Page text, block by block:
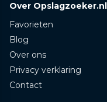
Over Opslagzoeker.nl
Favorieten
Blog
Over ons
Privacy verklaring
Contact